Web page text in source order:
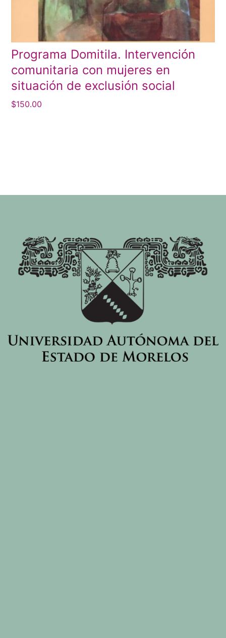
Programa Domitila. Intervención
comunitaria con mujeres en
situación de exclusión social
$150.00